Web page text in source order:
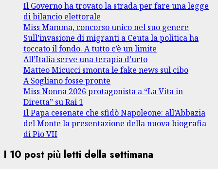
Il Governo ha trovato la strada per fare una legge
di bilancio elettorale
Miss Mamma, concorso unico nel suo genere
Sull’invasione di migranti a Ceuta la politica ha
toccato il fondo. A tutto c’è un limite
All’Italia serve una terapia d’urto
Matteo Micucci smonta le fake news sul cibo
A Sogliano fosse pronte
Miss Nonna 2026 protagonista a “La Vita in
Diretta” su Rai 1
Il Papa cesenate che sfidò Napoleone: all’Abbazia
del Monte la presentazione della nuova biografia
di Pio VII
I 10 post più letti della settimana